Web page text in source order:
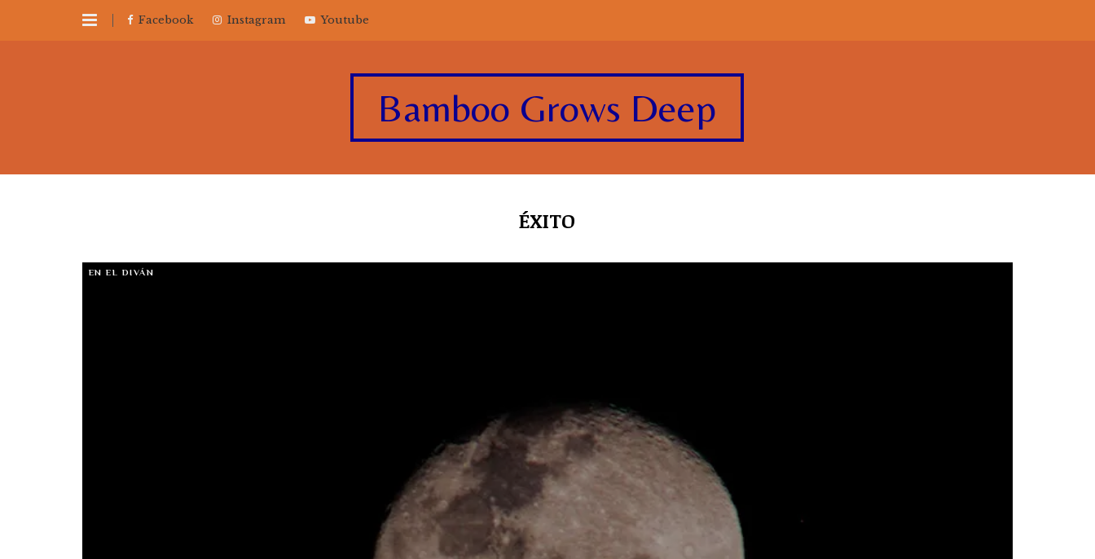
Facebook Instagram Youtube
Bamboo Grows Deep
ÉXITO
EN EL DIVÁN